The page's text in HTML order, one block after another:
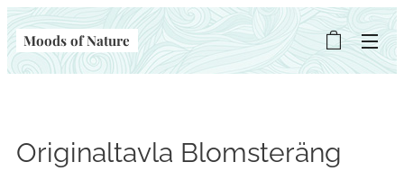
Moods of Nature
Originaltavla Blomsteräng